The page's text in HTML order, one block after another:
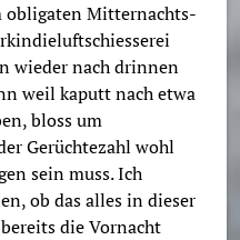
obligaten Mitternachts-
wieder nach drinnen
weil kaputt nach etwa
bloss um
Gerüchtezahl wohl
sein muss. Ich
ob das alles in dieser
die Vornacht